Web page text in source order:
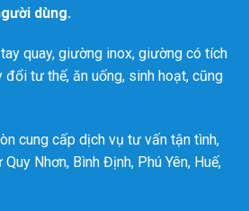
dùng.
quay, giường inox, giường có tích
tư thế, ăn uống, sinh hoạt, cũng
cung cấp dịch vụ tư vấn tận tình,
Nhơn, Bình Định, Phú Yên, Huế,